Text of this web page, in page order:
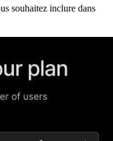
souhaitez inclure dans